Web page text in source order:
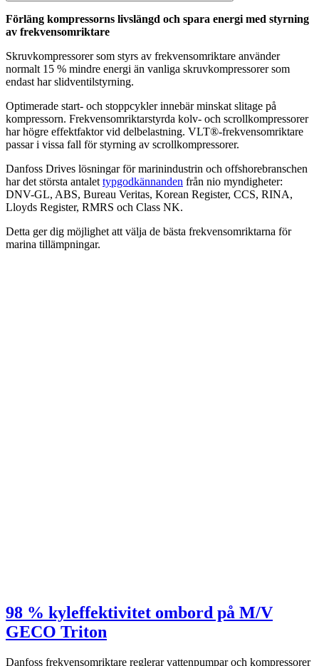
Förläng kompressorns livslängd och spara energi med styrning
av frekvensomriktare
Skruvkompressorer som styrs av frekvensomriktare använder
normalt 15 % mindre energi än vanliga skruvkompressorer som
endast har slidventilstyrning.
Optimerade start- och stoppcykler innebär minskat slitage på
kompressorn. Frekvensomriktarstyrda kolv- och scrollkompressorer
har högre effektfaktor vid delbelastning. VLT®-frekvensomriktare
passar i vissa fall för styrning av scrollkompressorer.
Danfoss Drives lösningar för marinindustrin och offshorebranschen
har det största antalet typgodkännanden från nio myndigheter:
DNV-GL, ABS, Bureau Veritas, Korean Register, CCS, RINA,
Lloyds Register, RMRS och Class NK.
Detta ger dig möjlighet att välja de bästa frekvensomriktarna för
marina tillämpningar.
98 % kyleffektivitet ombord på M/V
GECO Triton
Danfoss frekvensomriktare reglerar vattenpumpar och kompressorer